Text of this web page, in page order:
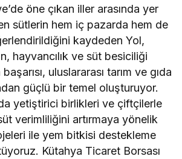
öne çıkan iller arasında yer
sütlerin hem iç pazarda hem de
kaydeden Yol,
hayvancılık ve süt besiciliği
uluslararası tarım ve gıda
güçlü bir temel oluşturuyor.
yetiştirici birlikleri ve çiftçilerle
verimliliğini artırmaya yönelik
ile yem bitkisi destekleme
Kütahya Ticaret Borsası